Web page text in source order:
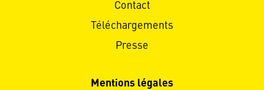
Contact
Téléchargements
Presse
Mentions légales